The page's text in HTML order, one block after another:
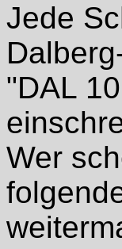
Jede
"DAL
Wer